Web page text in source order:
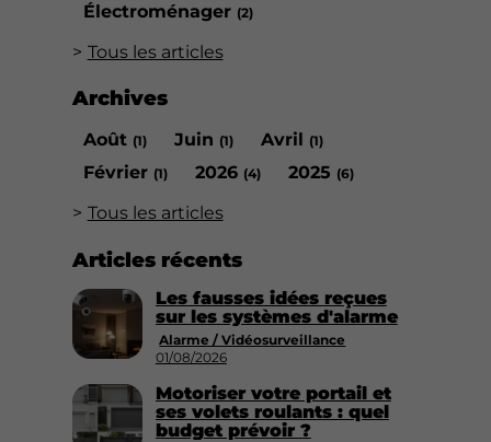
Électroménager (2)
Tous les articles
Archives
Août (1) Juin (1) Avril (1)
Février (1) 2026 (4) 2025 (6)
Tous les articles
Articles récents
Alarme / Vidéosurveillance
01/08/2026
Les fausses idées reçues
sur les systèmes d'alarme
Motoriser votre portail et
ses volets roulants : quel
budget prévoir ?